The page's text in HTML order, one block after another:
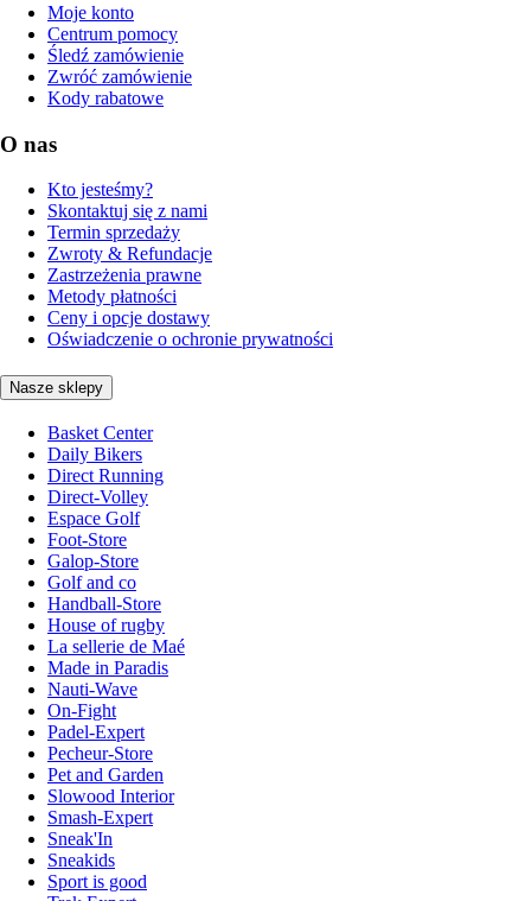
Moje konto
Centrum pomocy
Śledź zamówienie
Zwróć zamówienie
Kody rabatowe
O nas
Kto jesteśmy?
Skontaktuj się z nami
Termin sprzedaży
Zwroty & Refundacje
Zastrzeżenia prawne
Metody płatności
Ceny i opcje dostawy
Oświadczenie o ochronie prywatności
Nasze sklepy
Basket Center
Daily Bikers
Direct Running
Direct-Volley
Espace Golf
Foot-Store
Galop-Store
Golf and co
Handball-Store
House of rugby
La sellerie de Maé
Made in Paradis
Nauti-Wave
On-Fight
Padel-Expert
Pecheur-Store
Pet and Garden
Slowood Interior
Smash-Expert
Sneak'In
Sneakids
Sport is good